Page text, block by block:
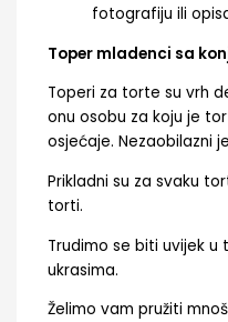
fotografiju ili
Toper mladenci sa
Toperi za torte su vrh
onu osobu za koju je
osjećaje. Nezaobilazni
Prikladni su za svaku
torti.
Trudimo se biti uvijek u
ukrasima.
Želimo vam pružiti